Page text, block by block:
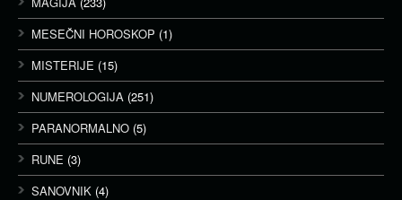
MESEČNI HOROSKOP (1)
MISTERIJE (15)
NUMEROLOGIJA (251)
PARANORMALNO (5)
RUNE (3)
SANOVNIK (4)